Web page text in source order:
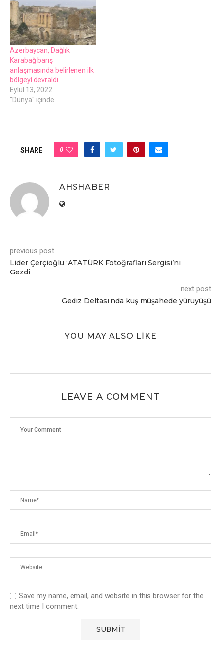
Azerbaycan, Dağlık
Karabağ barış
anlaşmasında belirlenen ilk
bölgeyi devraldı
Eylül 13, 2022
"Dünya" içinde
SHARE 0
AHSHABER
previous post
Lider Çerçioğlu ‘ATATÜRK Fotoğrafları Sergisi’ni
Gezdi
next post
Gediz Deltası’nda kuş müşahede yürüyüşü
YOU MAY ALSO LIKE
LEAVE A COMMENT
Save my name, email, and website in this browser for the
next time I comment.